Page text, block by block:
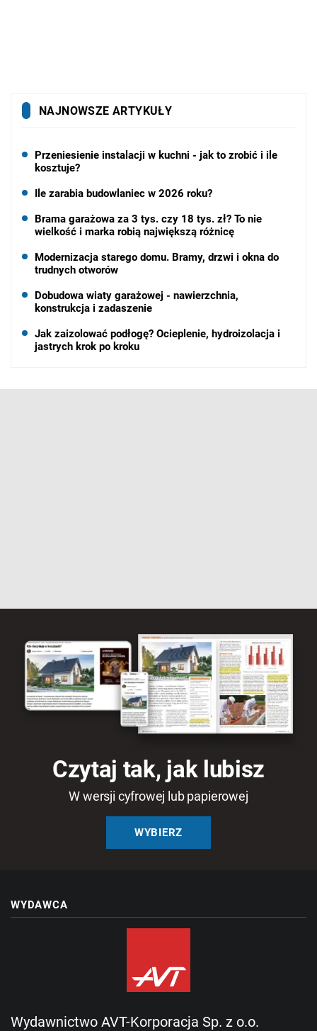
NAJNOWSZE ARTYKUŁY
Przeniesienie instalacji w kuchni - jak to zrobić i ile
kosztuje?
Ile zarabia budowlaniec w 2026 roku?
Brama garażowa za 3 tys. czy 18 tys. zł? To nie
wielkość i marka robią największą różnicę
Modernizacja starego domu. Bramy, drzwi i okna do
trudnych otworów
Dobudowa wiaty garażowej - nawierzchnia,
konstrukcja i zadaszenie
Jak zaizolować podłogę? Ocieplenie, hydroizolacja i
jastrych krok po kroku
Czytaj tak, jak lubisz
W wersji cyfrowej lub papierowej
WYBIERZ
WYDAWCA
Wydawnictwo AVT-Korporacja Sp. z o.o.